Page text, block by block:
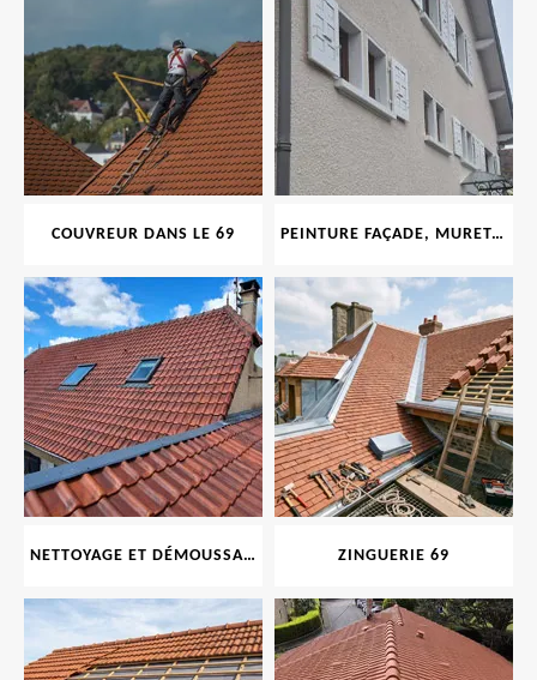
COUVREUR DANS LE 69 PEINTURE FAÇADE, MURET, TOITURE, BOISERIE, FERRONERIE, GOUTTIÈRE 69
NETTOYAGE ET DÉMOUSSAGE DE TOITURE ET FAÇADE 69 ZINGUERIE 69